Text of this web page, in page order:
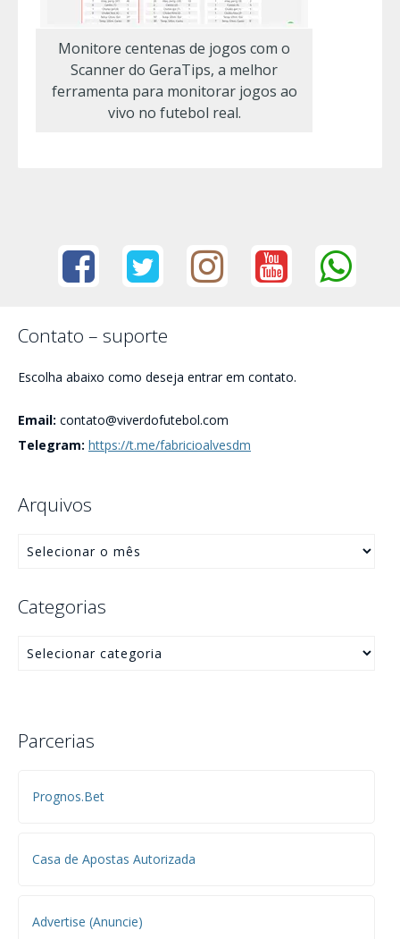
Monitore centenas de jogos com o
Scanner do GeraTips, a melhor
ferramenta para monitorar jogos ao
vivo no futebol real.
Contato – suporte
Escolha abaixo como deseja entrar em contato.
Email: contato@viverdofutebol.com
Telegram: https://t.me/fabricioalvesdm
Arquivos
Categorias
Parcerias
Prognos.Bet
Casa de Apostas Autorizada
Advertise (Anuncie)